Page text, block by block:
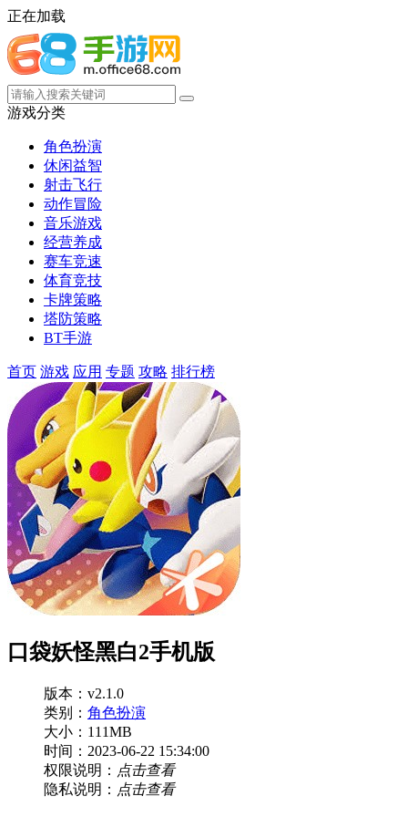
正在加载
游戏分类
角色扮演
休闲益智
射击飞行
动作冒险
音乐游戏
经营养成
赛车竞速
体育竞技
卡牌策略
塔防策略
BT手游
首页 游戏 应用 专题 攻略 排行榜
口袋妖怪黑白2手机版
版本：v2.1.0
类别： 角色扮演
大小：111MB
时间：2023-06-22 15:34:00
权限说明： 点击查看
隐私说明： 点击查看